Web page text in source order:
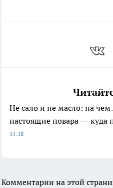
Не сало и не масло: на
настоящие повара — куда
11:18
Комментарии на этой